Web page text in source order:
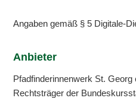
Angaben gemäß § 5 Digitale-
Anbieter
Pfadfinderinnenwerk St. Georg
Rechtsträger der